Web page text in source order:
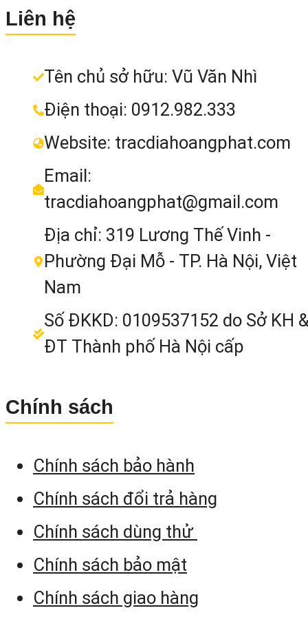
Vỏ máy bên ngoài được làm từ
Nó vừa là chiếc áo bảo vệ thân
vừa là điểm nhấn tạo lên sự nổi bật
Bạn cần tư vấn vềMáy thủy bình tự động
hãy gọiHotline: 0912.982.333
Nhì)để được tư vấn kỹ hơn về sản phẩm.
MÁY THUỶ BÌNH LEICA NA-732+plus:
6.900.000 ₫
was:
6.900.000₫. 6.199.000₫.
Liên hệ
Tên chủ sở hữu: Vũ Văn Nhì
Điện thoại: 0912.982.333
Website: tracdiahoangphat.com
Email:
tracdiahoangphat@gmail.com
Địa chỉ: 319 Lương Thế Vinh -
Phường Đại Mỗ - TP. Hà Nội, Việt
Nam
Số ĐKKD: 0109537152 do Sở KH &
ĐT Thành phố Hà Nội cấp
Chính sách
Chính sách bảo hành
Chính sách đổi trả hàng
Chính sách dùng thử
Chính sách bảo mật
Chính sách giao hàng